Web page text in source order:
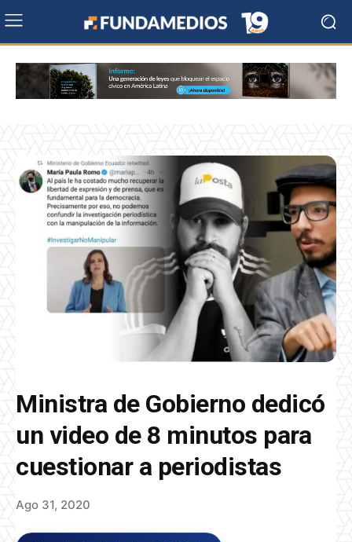
Ministra de Gobierno dedicó
un video de 8 minutos para
cuestionar a periodistas
Ago 31, 2020